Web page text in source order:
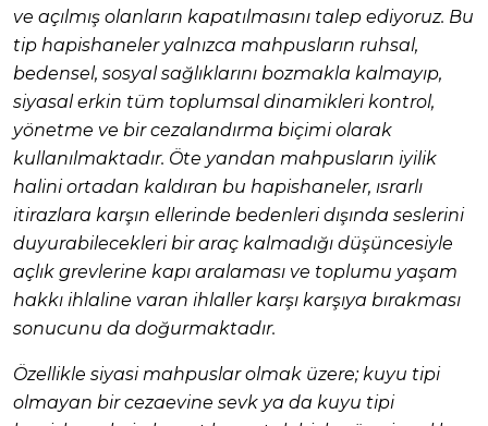
ve açılmış olanların kapatılmasını talep ediyoruz. Bu
tip hapishaneler yalnızca mahpusların ruhsal,
bedensel, sosyal sağlıklarını bozmakla kalmayıp,
siyasal erkin tüm toplumsal dinamikleri kontrol,
yönetme ve bir cezalandırma biçimi olarak
kullanılmaktadır. Öte yandan mahpusların iyilik
halini ortadan kaldıran bu hapishaneler, ısrarlı
itirazlara karşın ellerinde bedenleri dışında seslerini
duyurabilecekleri bir araç kalmadığı düşüncesiyle
açlık grevlerine kapı aralaması ve toplumu yaşam
hakkı ihlaline varan ihlaller karşı karşıya bırakması
sonucunu da doğurmaktadır.
Özellikle siyasi mahpuslar olmak üzere; kuyu tipi
olmayan bir cezaevine sevk ya da kuyu tipi